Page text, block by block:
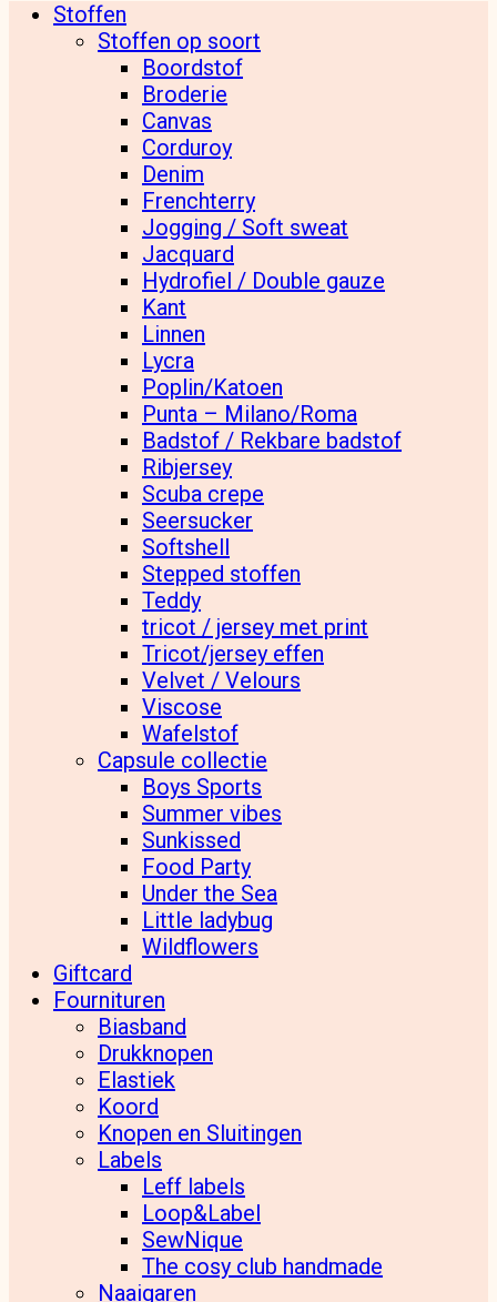
Stoffen
Stoffen op soort
Boordstof
Broderie
Canvas
Corduroy
Denim
Frenchterry
Jogging / Soft sweat
Jacquard
Hydrofiel / Double gauze
Kant
Linnen
Lycra
Poplin/Katoen
Punta – Milano/Roma
Badstof / Rekbare badstof
Ribjersey
Scuba crepe
Seersucker
Softshell
Stepped stoffen
Teddy
tricot / jersey met print
Tricot/jersey effen
Velvet / Velours
Viscose
Wafelstof
Capsule collectie
Boys Sports
Summer vibes
Sunkissed
Food Party
Under the Sea
Little ladybug
Wildflowers
Giftcard
Fournituren
Biasband
Drukknopen
Elastiek
Koord
Knopen en Sluitingen
Labels
Leff labels
Loop&Label
SewNique
The cosy club handmade
Naaigaren